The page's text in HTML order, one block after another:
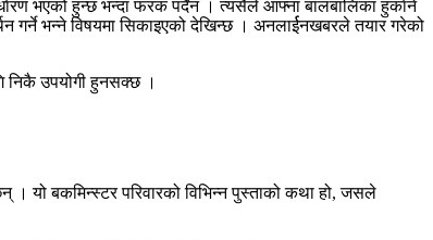
भएको हुन्छ भन्दा फरक पर्दैन । त्यसैले आफ्ना बालबालिका हुर्काने
गर्ने भन्ने विषयमा सिकाइएको देखिन्छ । अनलार्ईनखबरले तयार गरेको
निकै उपयोगी हुनसक्छ ।
। यो बकमिन्स्टर परिवारको विभिन्न पुस्ताको कथा हो, जसले